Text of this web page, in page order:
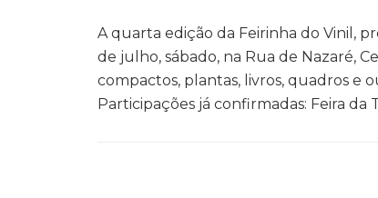
A quarta edição da Feirinha do Vinil,
de julho, sábado, na Rua de Nazaré,
compactos, plantas, livros, quadros e
Participações já confirmadas: Feira da